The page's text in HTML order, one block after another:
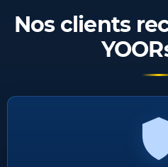
Nos clients